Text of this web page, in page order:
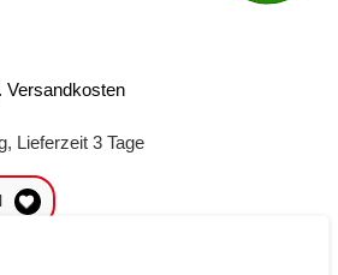
Versandkosten
Lieferzeit 3 Tage